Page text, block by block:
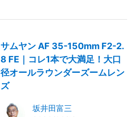
サムヤン AF 35-150mm F2-2.
8 FE｜コレ1本で大満足！大口
径オールラウンダーズームレン
ズ
坂井田富三